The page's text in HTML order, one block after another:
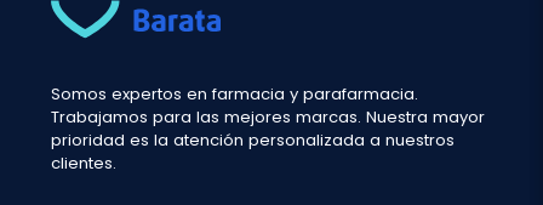
Somos expertos en farmacia y parafarmacia.
Trabajamos para las mejores marcas. Nuestra mayor
prioridad es la atención personalizada a nuestros
clientes.